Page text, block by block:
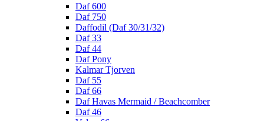
Daf 600
Daf 750
Daffodil (Daf 30/31/32)
Daf 33
Daf 44
Daf Pony
Kalmar Tjorven
Daf 55
Daf 66
Daf Havas Mermaid / Beachcomber
Daf 46